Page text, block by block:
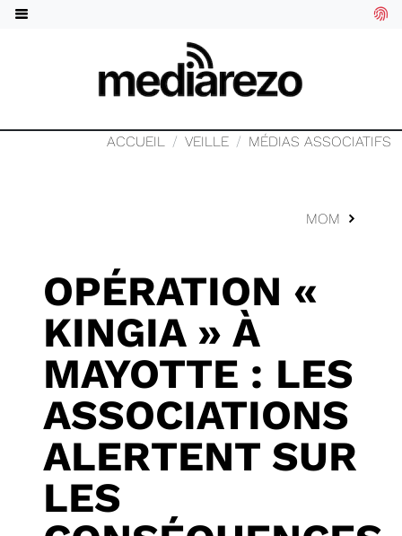
ACCUEIL VEILLE MÉDIAS ASSOCIATIFS
MOM
OPÉRATION «
KINGIA » À
MAYOTTE : LES
ASSOCIATIONS
ALERTENT SUR
LES